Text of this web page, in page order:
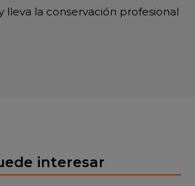
lleva la conservación profesional
interesar